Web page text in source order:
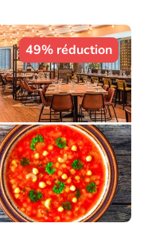
49% réduction